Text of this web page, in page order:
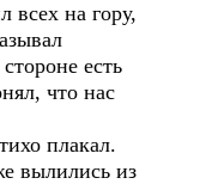
всех на гору,
есть
что нас
плакал.
вылились из